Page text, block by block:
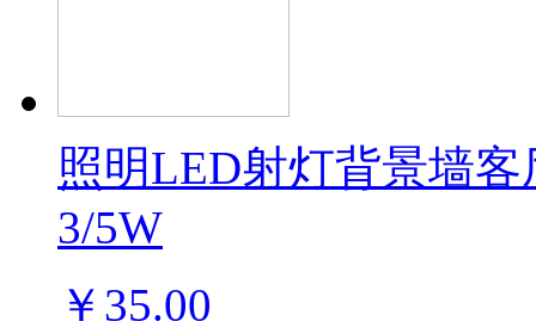
照明LED射灯背景墙
3/5W
￥35.00